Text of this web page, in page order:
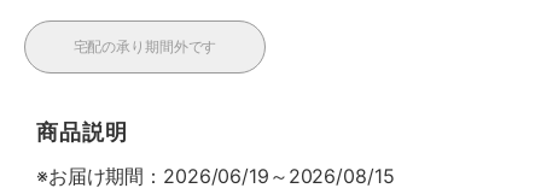
宅配の承り期間外です
商品説明
※お届け期間：2026/06/19～2026/08/15